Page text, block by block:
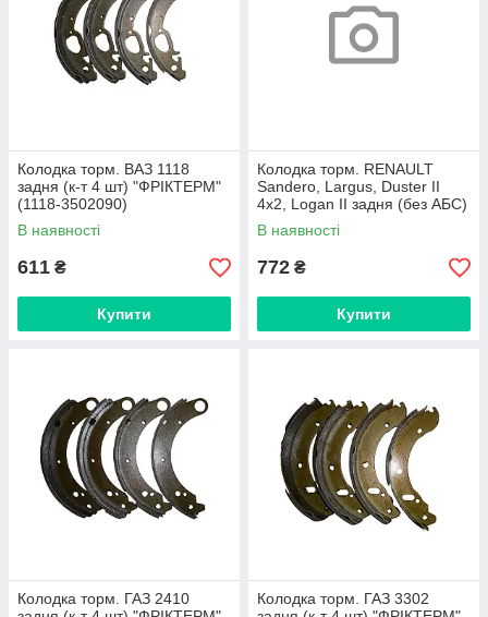
Колодка торм. ВАЗ 1118
задня (к-т 4 шт) "ФРІКТЕРМ"
(1118-3502090)
В наявності
611 ₴
Купити
Колодка торм. RENAULT
Sandero, Largus, Duster II
4х2, Logan II задня (без АБС)
(к-т 4 шт) "МарКон"
В наявності
772 ₴
Купити
Колодка торм. ГАЗ 2410
Колодка торм. ГАЗ 3302